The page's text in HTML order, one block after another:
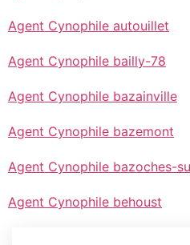
Agent Cynophile autouillet
Agent Cynophile bailly-78
Agent Cynophile bazainville
Agent Cynophile bazemont
Agent Cynophile bazoches-
Agent Cynophile behoust